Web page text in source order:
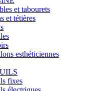
et tabourets
et tétières
esthéticiennes
fixes